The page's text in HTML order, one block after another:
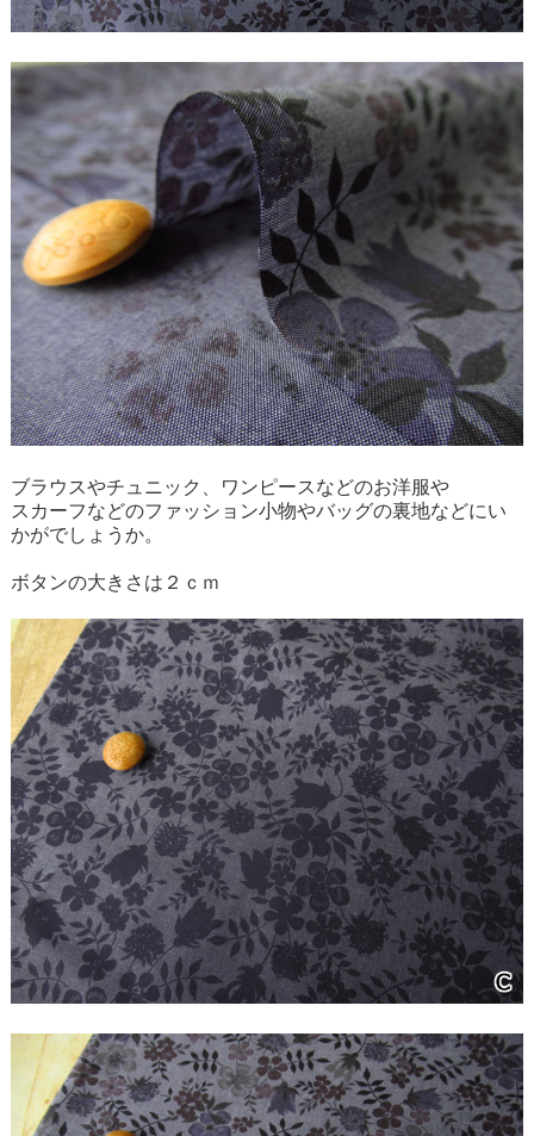
ブラウスやチュニック、ワンピースなどのお洋服や
スカーフなどのファッション小物やバッグの裏地などにい
かがでしょうか。
ボタンの大きさは２ｃｍ